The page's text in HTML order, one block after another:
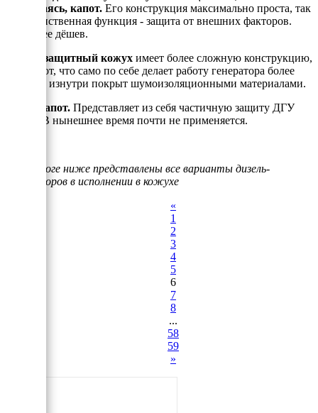
выражаясь, капот. Его конструкция максимально проста, так
как единственная функция - защита от внешних факторов.
Наиболее дёшев.
- Шумозащитный кожух имеет более сложную конструкцию,
чем капот, что само по себе делает работу генератора более
тихой, и изнутри покрыт шумоизоляционными материалами.
- Полукапот. Представляет из себя частичную защиту ДГУ
(ДЭС). В нынешнее время почти не применяется.
В каталоге ниже представлены все варианты дизель-
генераторов в исполнении в кожухе
«
1
2
3
4
5
6
7
8
...
58
59
»